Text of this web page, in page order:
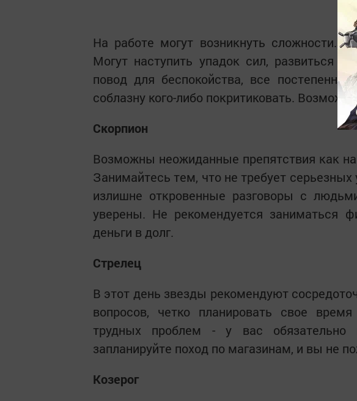
На работе могут возникнуть сложности.
Могут наступить упадок сил, развиться
повод для беспокойства, все постепенно
соблазну кого-либо покритиковать.
Скорпион
Возможны неожиданные препятствия как
Занимайтесь тем, что не требует серьезных
излишне откровенные разговоры с
уверены. Не рекомендуется заниматься
деньги в долг.
Стрелец
В этот день звезды рекомендуют
вопросов, четко планировать свое
трудных проблем - у вас
запланируйте поход по магазинам, и вы не
Козерог